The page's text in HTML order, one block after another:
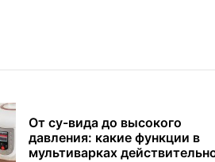
давления: какие функции в
Современный интерьер: как
вписать классическую
чугунную ванну Goldman в